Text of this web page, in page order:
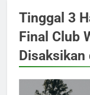
Tinggal 3
Final Club